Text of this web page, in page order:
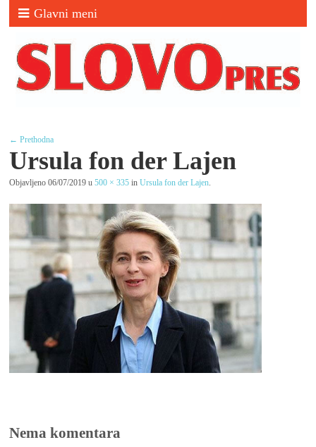
Glavni meni
← Prethodna
Ursula fon der Lajen
Objavljeno06/07/2019 u500 × 335 inUrsula fon der Lajen.
Nema komentara